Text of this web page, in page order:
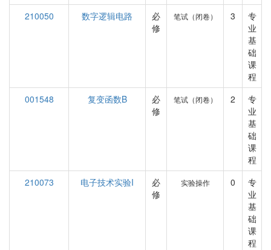
210050
数字逻辑电路
必
修
笔试（闭卷） 3
专
业
基
础
课
程
001548
复变函数B
必
修
笔试（闭卷） 2
专
业
基
础
课
程
210073
电子技术实验I
必
修
实验操作 0
专
业
基
础
课
程